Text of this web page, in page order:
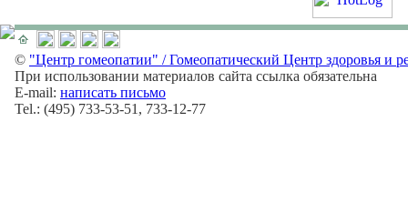
© "Центр гомеопатии" / Гомеопатический Центр здоровья и
При использовании материалов сайта ссылка обязательна
E-mail: написать письмо
Tel.: (495) 733-53-51, 733-12-77